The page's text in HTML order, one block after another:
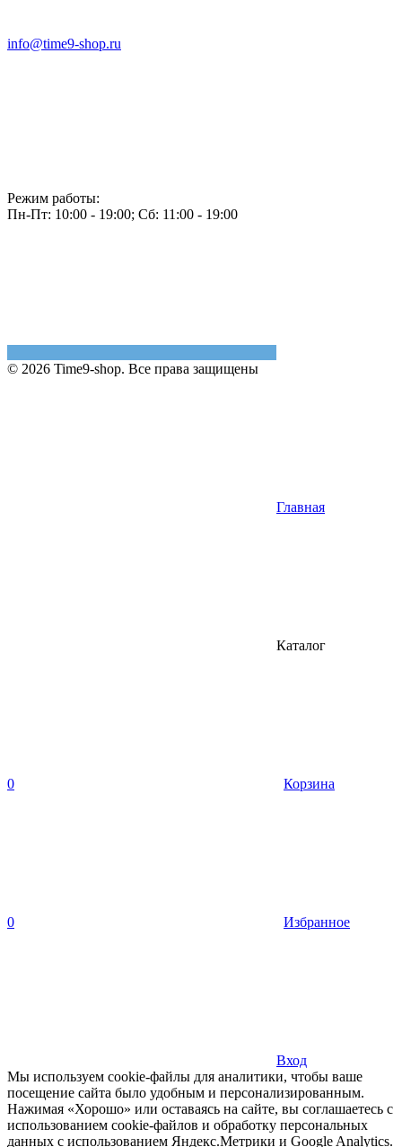
info@time9-shop.ru
Режим работы:
Пн-Пт: 10:00 - 19:00; Сб: 11:00 - 19:00
© 2026 Time9-shop. Все права защищены
Главная
Каталог
0 Корзина
0 Избранное
Вход
Мы используем cookie-файлы для аналитики, чтобы ваше
посещение сайта было удобным и персонализированным.
Нажимая «Хорошо» или оставаясь на сайте, вы соглашаетесь с
использованием cookie-файлов и обработку персональных
данных с использованием Яндекс.Метрики и Google Analytics.